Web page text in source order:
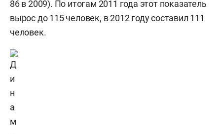
86 в 2009). По итогам 2011 года этот показатель
вырос до 115 человек, в 2012 году составил 111
человек.